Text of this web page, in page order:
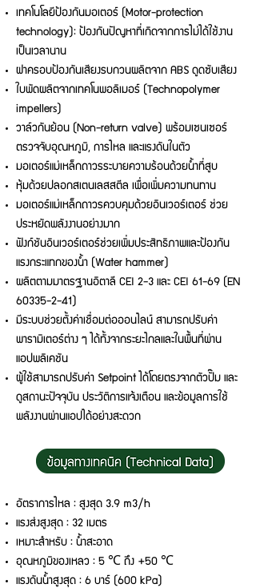
เทคโนโลยีป้องกันมอเตอร์ (Motor-protection
technology): ป้องกันปัญหาที่เกิดจากการไม่ได้ใช้งาน
เป็นเวลานาน
ฝาครอบป้องกันเสียงรบกวนผลิตจาก ABS ดูดซับเสียง
ใบพัดผลิตจากเทคโนพอลิเมอร์ (Technopolymer
impellers)
วาล์วกันย้อน (Non-return valve) พร้อมเซนเซอร์
ตรวจจับอุณหภูมิ, การไหล และแรงดันในตัว
มอเตอร์แม่เหล็กถาวรระบายความร้อนด้วยน้ำที่สูบ
หุ้มด้วยปลอกสเตนเลสสตีล เพื่อเพิ่มความทนทาน
มอเตอร์แม่เหล็กถาวรควบคุมด้วยอินเวอร์เตอร์ ช่วย
ประหยัดพลังงานอย่างมาก
ฟังก์ชันอินเวอร์เตอร์ช่วยเพิ่มประสิทธิภาพและป้องกัน
แรงกระแทกของน้ำ (Water hammer)
ผลิตตามมาตรฐานอิตาลี CEI 2-3 และ CEI 61-69 (EN
60335-2-41)
มีระบบช่วยตั้งค่าเชื่อมต่อออนไลน์ สามารถปรับค่า
พารามิเตอร์ต่าง ๆ ได้ทั้งจากระยะไกลและในพื้นที่ผ่าน
แอปพลิเคชัน
ผู้ใช้สามารถปรับค่า Setpoint ได้โดยตรงจากตัวปั๊ม และ
ดูสถานะปัจจุบัน ประวัติการแจ้งเตือน และข้อมูลการใช้
พลังงานผ่านแอปได้อย่างสะดวก
อัตราการไหล : สูงสุด 3.9 m3/h
แรงส่งสูงสุด : 32 เมตร
เหมาะสำหรับ : น้ำสะอาด
อุณหภูมิของเหลว : 5 ℃ ถึง +50 ℃
แรงดันน้ำสูงสุด : 6 บาร์ (600 kPa)